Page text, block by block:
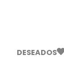
DESEADOS